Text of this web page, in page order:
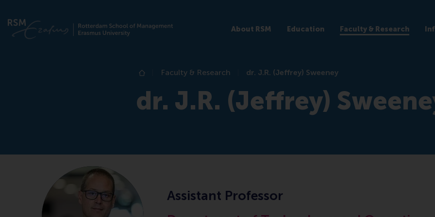
About RSM Education Faculty & Research
Home
Faculty & Research dr. J.R. (Jeffrey) Sweeney
dr. J.R. (Jeffrey)
Assistant Professor